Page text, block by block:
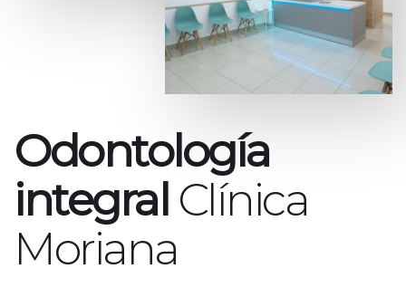
Odontología
integralClínica
Moriana